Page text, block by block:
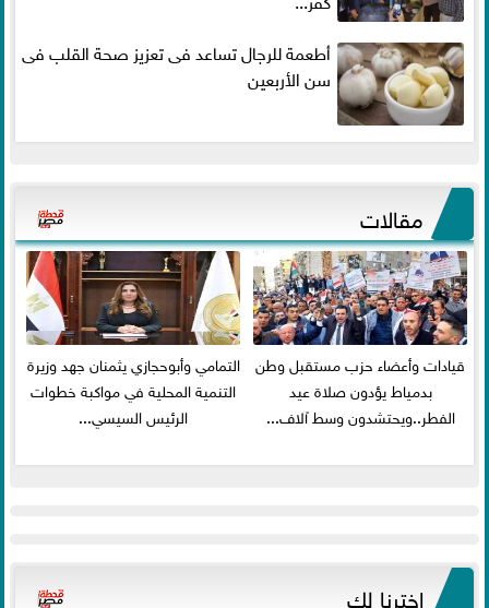
أطعمة للرجال تساعد فى تعزيز صحة القلب فى
سن الأربعين
مقالات
قيادات وأعضاء حزب مستقبل وطن
بدمياط يؤدون صلاة عيد
الفطر..ويحتشدون وسط آلاف...
التمامي وأبوحجازي يثمنان جهد وزيرة
التنمية المحلية في مواكبة خطوات
الرئيس السيسي...
اخترنا لك